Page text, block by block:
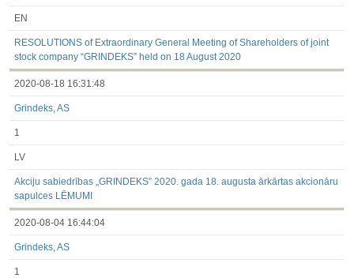
EN
RESOLUTIONS of Extraordinary General Meeting of Shareholders of joint
stock company “GRINDEKS” held on 18 August 2020
2020-08-18 16:31:48
Grindeks, AS
1
LV
Akciju sabiedrības „GRINDEKS” 2020. gada 18. augusta ārkārtas akcionāru
sapulces LĒMUMI
2020-08-04 16:44:04
Grindeks, AS
1